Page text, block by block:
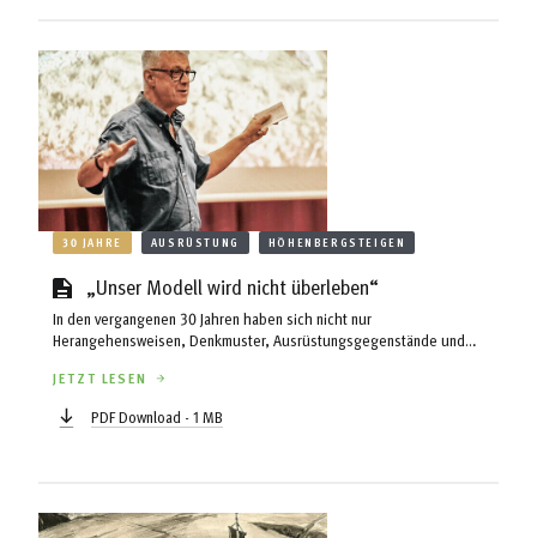
30 JAHRE AUSRÜSTUNG HÖHENBERGSTEIGEN
„Unser Modell wird nicht überleben“
In den vergangenen 30 Jahren haben sich nicht nur
Herangehensweisen, Denkmuster, Ausrüstungsgegenstände und
hat auch als ökonomisches System einen Wandel vollzogen. Als
langjähriger Generalsekretär und amtierender Präsident der European
Outdoor Group (EOG) blickt der Brite Mark Held auf Entwicklungen
JETZT LESEN
PDF Download - 1 MB